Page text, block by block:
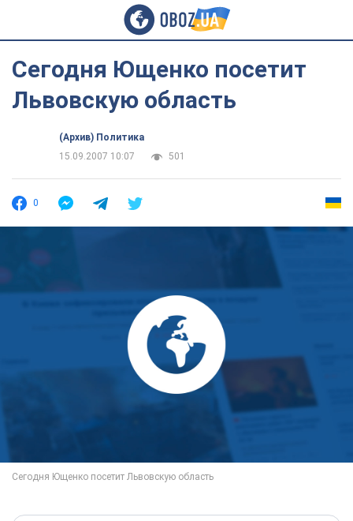
Сегодня Ющенко посетит
Львовскую область
(Архив) Политика
15.09.2007 10:07
501
0